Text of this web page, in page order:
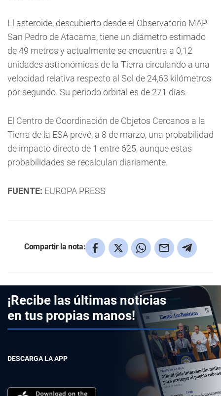
El asteroide, descubierto desde el Observatorio MAP
San Pedro de Atacama, tiene un diámetro estimado
de 49 metros y actualmente se encuentra a 0,12
unidades astronómicas de la Tierra circulando a una
velocidad relativa respecto al Sol de 24,63 kilómetros
por segundo. Su periodo orbital es de 271 días.
El Centro de Coordinación de Objetos Cercanos a la
Tierra de la ESA prevé, a 8 de marzo, una probabilidad
de impacto directo de 1 entre 625, aunque estas
probabilidades se recalculan diariamente.
FUENTE: EUROPA PRESS
Compartir la nota:
¡Recibe las últimas noticias
en tus propias manos!
DESCARGA LA APP